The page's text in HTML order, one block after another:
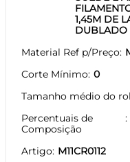
1,45M DE
DUBLADO
Material Ref p/Preço
Corte Mínimo 0
Tamanho médio do
Percentuais de
Composição
Artigo M11CR0112